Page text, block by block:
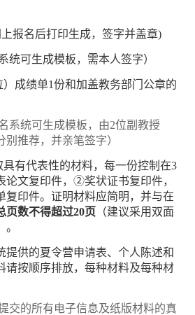
上报名后打印生成，签字并盖章)
统可生成模板，需本人签字）
成绩单1份和加盖教务部门公章的
系统可生成模板，由2位副教授
别推荐，并亲笔签字）
有代表性的材料，每一份控制在3
论文复印件， ②奖状证书复印件，
印件。证明材料应简明，并与在
页数不得超过20页 （建议采用双面
提供的夏令营申请表、个人陈述和
请按顺序排放，每种材料及每种材
交的所有电子信息及纸版材料的真